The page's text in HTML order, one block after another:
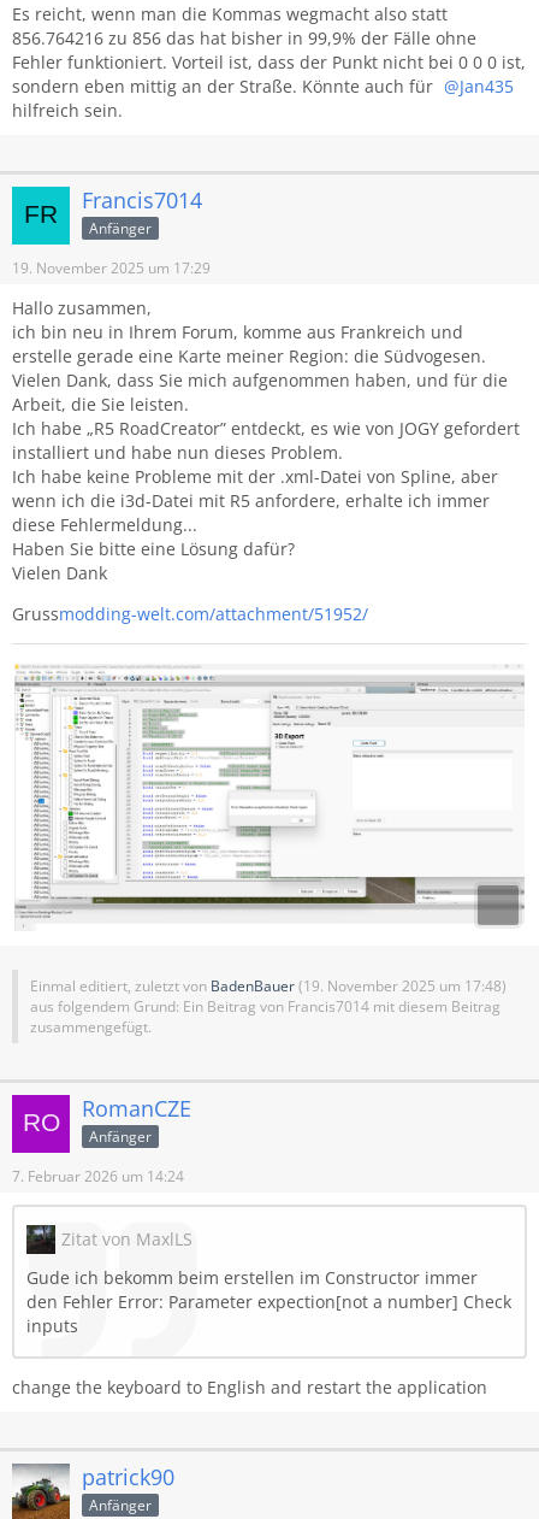
Es reicht, wenn man die Kommas wegmacht also statt
856.764216 zu 856 das hat bisher in 99,9% der Fälle ohne
Fehler funktioniert. Vorteil ist, dass der Punkt nicht bei 0 0 0 ist,
sondern eben mittig an der Straße. Könnte auch für
Jan435
hilfreich sein.
Francis7014
Anfänger
19. November 2025 um 17:29
Hallo zusammen,
ich bin neu in Ihrem Forum, komme aus Frankreich und
erstelle gerade eine Karte meiner Region: die Südvogesen.
Vielen Dank, dass Sie mich aufgenommen haben, und für die
Arbeit, die Sie leisten.
Ich habe „R5 RoadCreator” entdeckt, es wie von JOGY gefordert
installiert und habe nun dieses Problem.
Ich habe keine Probleme mit der .xml-Datei von Spline, aber
wenn ich die i3d-Datei mit R5 anfordere, erhalte ich immer
diese Fehlermeldung...
Haben Sie bitte eine Lösung dafür?
Vielen Dank
Grussmodding-welt.com/attachment/51952/
Einmal editiert, zuletzt von BadenBauer(19. November 2025 um 17:48)
aus folgendem Grund: Ein Beitrag von Francis7014 mit diesem Beitrag
zusammengefügt.
RomanCZE
Anfänger
7. Februar 2026 um 14:24
Zitat von MaxlLS
Gude ich bekomm beim erstellen im Constructor immer
den Fehler Error: Parameter expection[not a number] Check
inputs
change the keyboard to English and restart the application
patrick90
Anfänger